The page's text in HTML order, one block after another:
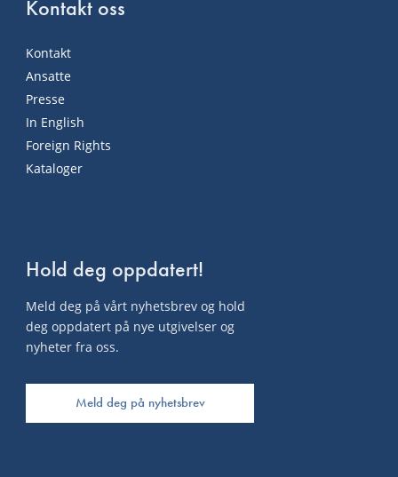
Kontakt oss
Kontakt
Ansatte
Presse
In English
Foreign Rights
Kataloger
Hold deg oppdatert!
Meld deg på vårt nyhetsbrev og hold
deg oppdatert på nye utgivelser og
nyheter fra oss.
Meld deg på nyhetsbrev